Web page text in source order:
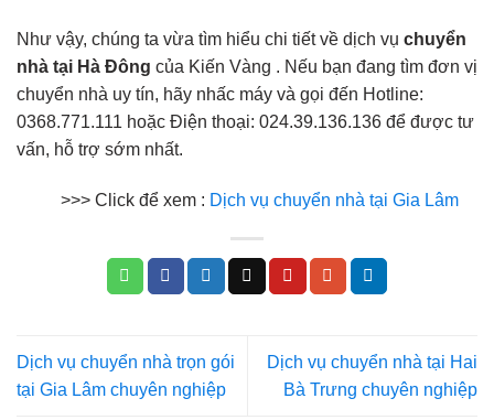
Như vậy, chúng ta vừa tìm hiểu chi tiết về dịch vụ chuyển
nhà tại Hà Đông của Kiến Vàng . Nếu bạn đang tìm đơn vị
chuyển nhà uy tín, hãy nhấc máy và gọi đến Hotline:
0368.771.111 hoặc Điện thoại: 024.39.136.136 để được tư
vấn, hỗ trợ sớm nhất.
>>> Click để xem : Dịch vụ chuyển nhà tại Gia Lâm
Dịch vụ chuyển nhà trọn gói
tại Gia Lâm chuyên nghiệp
Dịch vụ chuyển nhà tại Hai
Bà Trưng chuyên nghiệp